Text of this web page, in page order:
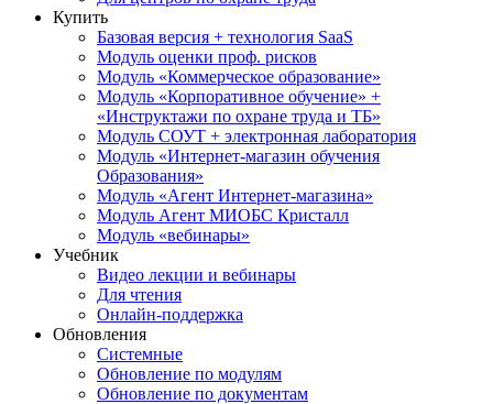
Купить
Базовая версия + технология SaaS
Модуль оценки проф. рисков
Модуль «Коммерческое образование»
Модуль «Корпоративное обучение» +
«Инструктажи по охране труда и ТБ»
Модуль СОУТ + электронная лаборатория
Модуль «Интернет-магазин обучения
Образования»
Модуль «Агент Интернет-магазина»
Модуль Агент МИОБС Кристалл
Модуль «вебинары»
Учебник
Видео лекции и вебинары
Для чтения
Онлайн-поддержка
Обновления
Системные
Обновление по модулям
Обновление по документам